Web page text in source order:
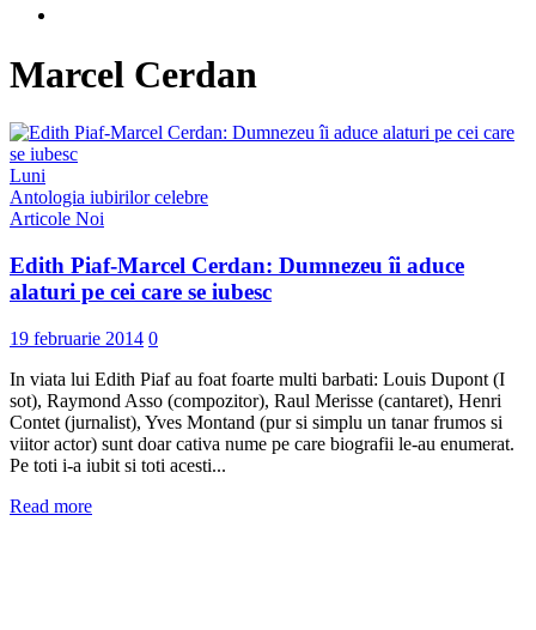
Marcel Cerdan
Luni
Antologia iubirilor celebre
Articole Noi
Edith Piaf-Marcel Cerdan: Dumnezeu îi aduce
alaturi pe cei care se iubesc
19 februarie 2014 0
In viata lui Edith Piaf au foat foarte multi barbati: Louis Dupont (I
sot), Raymond Asso (compozitor), Raul Merisse (cantaret), Henri
Contet (jurnalist), Yves Montand (pur si simplu un tanar frumos si
viitor actor) sunt doar cativa nume pe care biografii le-au enumerat.
Pe toti i-a iubit si toti acesti...
Read more